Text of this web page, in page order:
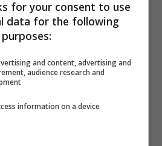
for your consent to use
data for the following
purposes:
and content, advertising and
audience research and
information on a device